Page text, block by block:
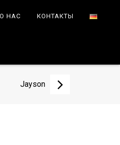
О НАС КОНТАКТЫ
Jayson